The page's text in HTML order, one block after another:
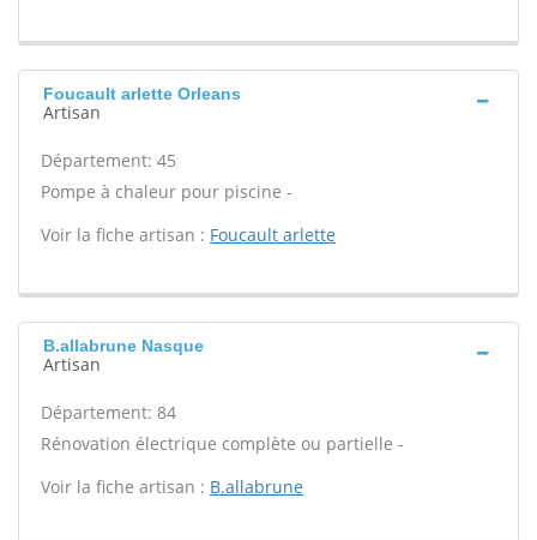
Foucault arlette Orleans
Artisan
Département: 45
Pompe à chaleur pour piscine -
Voir la fiche artisan : Foucault arlette
B.allabrune Nasque
Artisan
Département: 84
Rénovation électrique complète ou partielle -
Voir la fiche artisan : B.allabrune